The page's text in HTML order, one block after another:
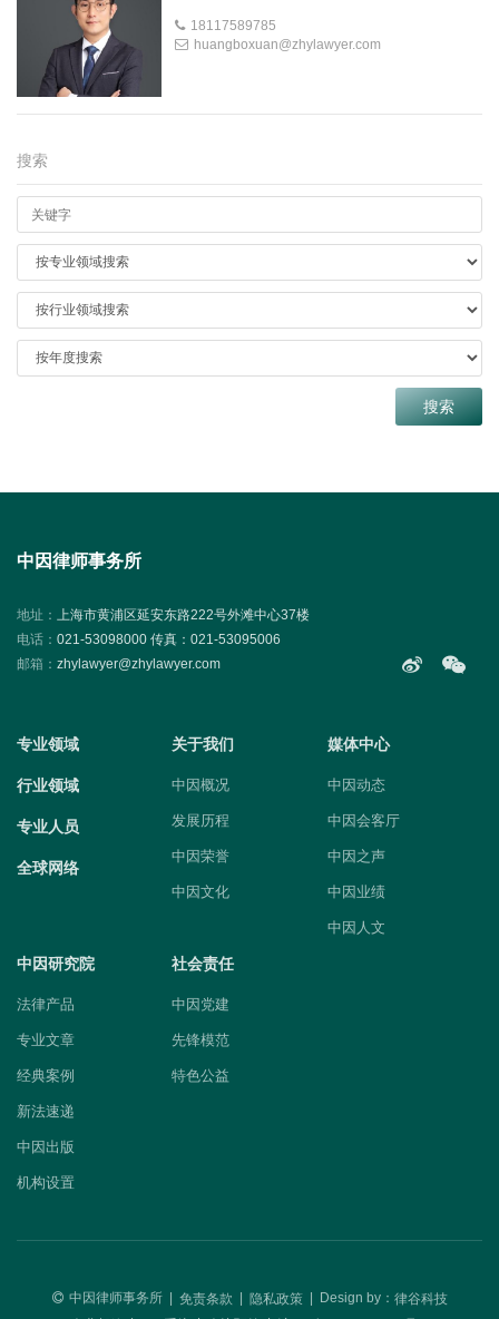
18117589785
huangboxuan@zhylawyer.com
搜索
中因律师事务所
地址： 上海市黄浦区延安东路222号外滩中心37楼
电话： 021-53098000 传真：021-53095006
邮箱： zhylawyer@zhylawyer.com
专业领域
行业领域
专业人员
全球网络
关于我们
中因概况
发展历程
中因荣誉
中因文化
媒体中心
中因动态
中因会客厅
中因之声
中因业绩
中因人文
中因研究院
法律产品
专业文章
经典案例
新法速递
中因出版
机构设置
社会责任
中因党建
先锋模范
特色公益
中因律师事务所 免责条款 隐私政策 Design by： 律谷科技